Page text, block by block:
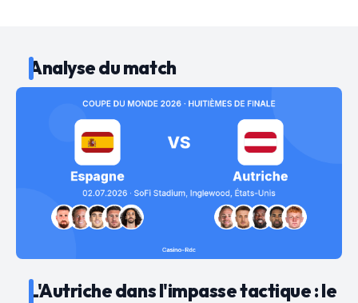
Analyse du match
L'Autriche dans l'impasse tactique : le